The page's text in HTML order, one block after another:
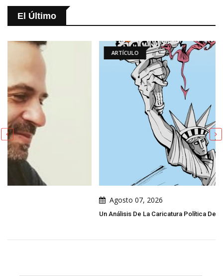
El Último
ARTÍCULO
Un Análisis De La Caricatura Política De Leo Arias